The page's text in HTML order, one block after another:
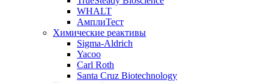
WHALT
АмплиТест
Химические реактивы
Sigma-Aldrich
Yacoo
Carl Roth
Santa Cruz Biotechnology